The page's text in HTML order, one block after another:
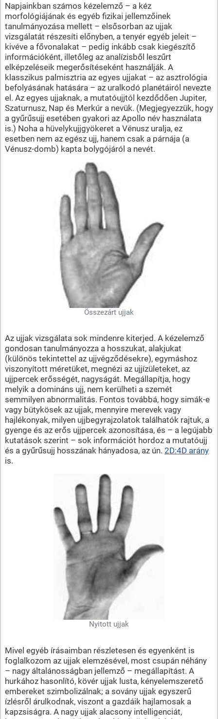
Napjainkban számos kézelemző – a kéz
morfológiájának és egyéb fizikai jellemzőinek
tanulmányozása mellett – elsősorban az ujjak
vizsgálatát részesíti előnyben, a tenyér egyéb jeleit –
kivéve a fővonalakat – pedig inkább csak kiegészítő
információként, illetőleg az analízisből leszűrt
elképzeléseik megerősítéseként használják. A
klasszikus palmisztria az egyes ujjakat – az asztrológia
befolyásának hatására – az uralkodó planétáiról nevezte
el. Az egyes ujjaknak, a mutatóujjtól kezdődően Jupiter,
Szaturnusz, Nap és Merkúr a nevük. (Megjegyezzük, hogy
a gyűrűsujj esetében gyakori az Apollo név használata
is.) Noha a hüvelykujjgyökeret a Vénusz uralja, ez
esetben nem az egész ujj, hanem csak a párnája (a
Vénusz-domb) kapta bolygójáról a nevét.
Összezárt ujjak
Az ujjak vizsgálata sok mindenre kiterjed. A kézelemző
gondosan tanulmányozza a hosszukat, alakjukat
(különös tekintettel az ujjvégződésekre), egymáshoz
viszonyított méretüket, megnézi az ujjízületeket, az
ujjpercek erősségét, nagyságát. Megállapítja, hogy
melyik a domináns ujj, nem kerülheti a szemét
semmilyen abnormalitás. Fontos továbbá, hogy simák-e
vagy bütykösek az ujjak, mennyire merevek vagy
hajlékonyak, milyen ujjbegyrajzolatok találhatók rajtuk, a
gyenge és az erős ujjpercek azonosítása, és – a legújabb
kutatások szerint – sok információt hordoz a mutatóujj
és a gyűrűsujj hosszának hányadosa, az ún. 2D:4D arány
is.
Nyitott ujjak
Mivel egyéb írásaimban részletesen és egyenként is
foglalkozom az ujjak elemzésével, most csupán néhány
– nagy általánosságban jellemző – megállapítást. A
hurkához hasonlító, kövér ujjak lusta, kényelemszerető
embereket szimbolizálnak; a sovány ujjak egyszerű
ízlésről árulkodnak, viszont a gazdáik hajlamosak a
kapzsiságra. A nagy ujjak alacsony intelligenciát,